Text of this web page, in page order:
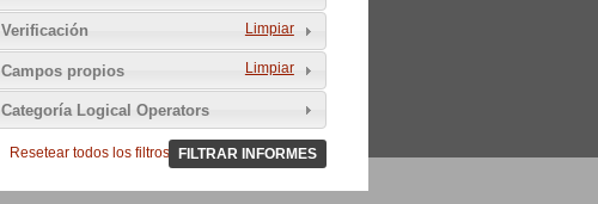
Autodefinición del medio 179
Comunitario
del Tercer Sector 5
Sin ánimo de lucro
Asociativo 9
Limpiar
Verificación
Limpiar
Campos propios
Categoría Logical Operators
Resetear todos los filtros FILTRAR INFORMES